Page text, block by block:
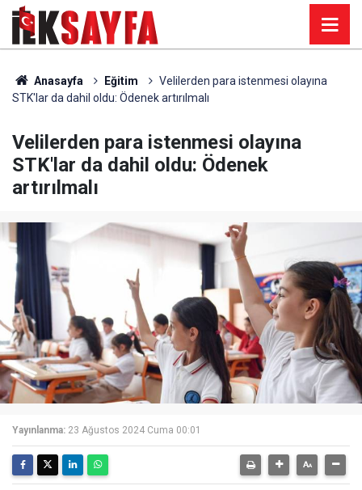
Anasayfa Eğitim
Velilerden para istenmesi olayına
STK'lar da dahil oldu: Ödenek artırılmalı
Velilerden para istenmesi olayına
STK'lar da dahil oldu: Ödenek
artırılmalı
Yayınlanma: 23 Ağustos 2024 Cuma 00:01